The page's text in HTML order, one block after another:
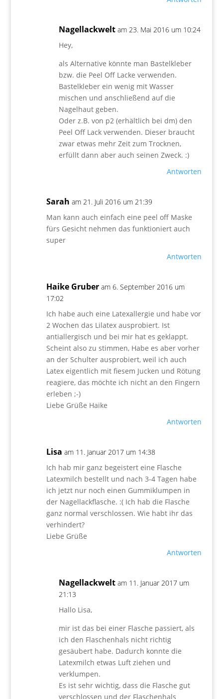
Nagellackwelt am 23. Mai 2016 um 10:24
Hey,
als Alternative könnte man Bastelkleber
bzw. die Peel Off Lacke verwenden.
Bastelkleber ein wenig mit Wasser
mischen und anschließend auf die
Nagelhaut geben.
Oder z.B. von p2 (erhältlich bei dm) den
Peel Off Lack verwenden. Dieser braucht
zwar etwas mehr Zeit zum Trocknen,
erfüllt dann aber auch seinen Zweck. :)
Antworten
Sarah am 21. Juli 2016 um 21:39
Man kann auch einfach eine peel off Maske
fürs Gesicht nehmen das funktioniert auch
super
Antworten
Haike Gruber am 6. September 2016 um
17:02
Ich habe auch eine Latexallergie und habe vor
2 Wochen das Lilatex ausprobiert. Ist
antiallergisch und bei mir hat es geklappt.
Scheint also zu stimmen, Habe es aber vorher
an der Schulter ausprobiert, weil ich auch
Latex eigentlich mit fiesem Jucken und Rötung
reagiere, das möchte ich nicht an den Fingern
erleben ;-)
Liebe Grüße Haike
Antworten
Lisa am 11. Januar 2017 um 14:38
Ich hab mir ganz begeistert eine Flasche
Latexmilch bestellt und nach 3-4 Tagen habe
ich jetzt nur noch einen Gummiklumpen in
der Nagellackflasche. :( Ich hab die Flasche
ganz normal verschlossen. Wie habt ihr das
verhindert?
Liebe Grüße
Antworten
Nagellackwelt am 11. Januar 2017 um
21:13
Hallo Lisa,
mir ist das bei einer Flasche passiert, als
ich den Flaschenhals nicht richtig
gesäubert habe. Dadurch konnte die
Latexmilch etwas Luft ziehen und
verklumpen.
Es ist sehr wichtig, dass die Flasche gut
verschlossen und der Flaschenhals